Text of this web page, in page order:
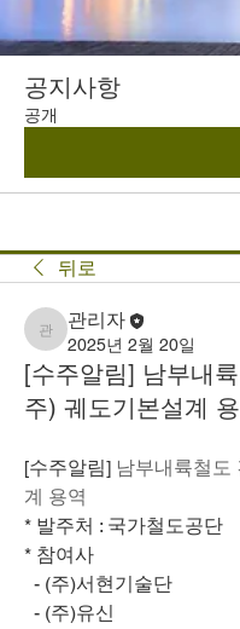
공지사항
공개
뒤로
관리자
관리자
2025년 2월 20일
[수주알림] 남부내
주) 궤도기본설계
[수주알림] 남부내륙철도
계 용역
* 발주처 : 국가철도공단
* 참여사
- (주)서현기술단
- (주)유신